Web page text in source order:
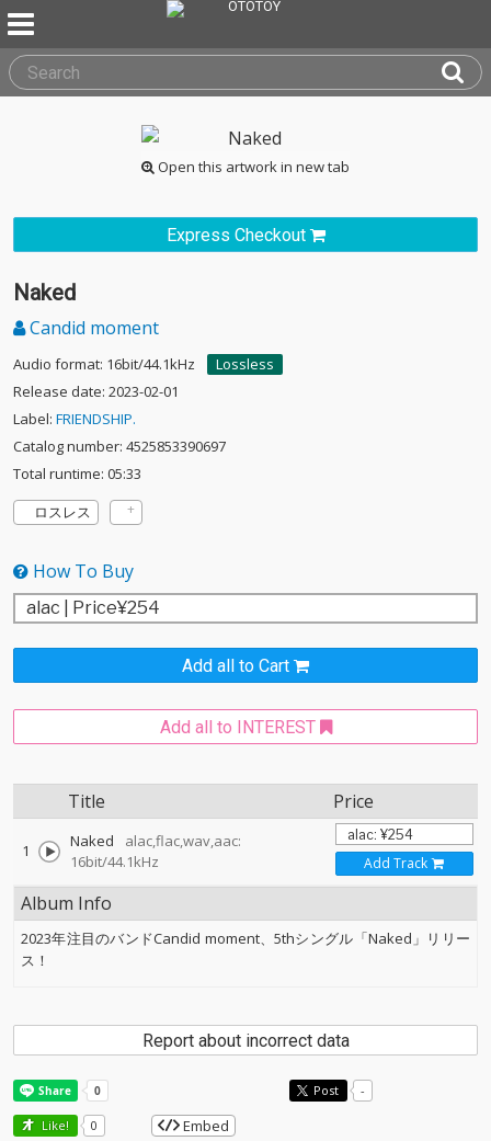
Open this artwork in new tab
Express Checkout
Naked
Candid moment
Audio format: 16bit/44.1kHz
Lossless
Release date: 2023-02-01
Label: FRIENDSHIP.
Catalog number: 4525853390697
Total runtime: 05:33
ロスレス
How To Buy
Add all to Cart
Add all to INTEREST
Title Price
1 Naked
alac,flac,wav,aac:
16bit/44.1kHz
Add Track
Album Info
2023年注目のバンドCandid moment、5thシングル「Naked」リリー
ス！
Report about incorrect data
Post -
Like! 0 Embed